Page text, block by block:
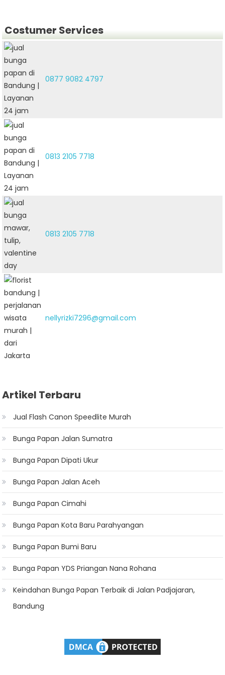
Costumer Services
0877 9082 4797
0813 2105 7718
0813 2105 7718
nellyrizki7296@gmail.com
Artikel Terbaru
Jual Flash Canon Speedlite Murah
Bunga Papan Jalan Sumatra
Bunga Papan Dipati Ukur
Bunga Papan Jalan Aceh
Bunga Papan Cimahi
Bunga Papan Kota Baru Parahyangan
Bunga Papan Bumi Baru
Bunga Papan YDS Priangan Nana Rohana
Keindahan Bunga Papan Terbaik di Jalan Padjajaran,
Bandung